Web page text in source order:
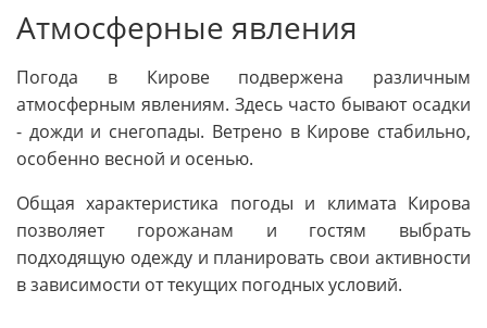
Атмосферные явления
Погода в Кирове подвержена различным
атмосферным явлениям. Здесь часто бывают осадки
- дожди и снегопады. Ветрено в Кирове стабильно,
особенно весной и осенью.
Общая характеристика погоды и климата Кирова
позволяет горожанам и гостям выбрать
подходящую одежду и планировать свои активности
в зависимости от текущих погодных условий.